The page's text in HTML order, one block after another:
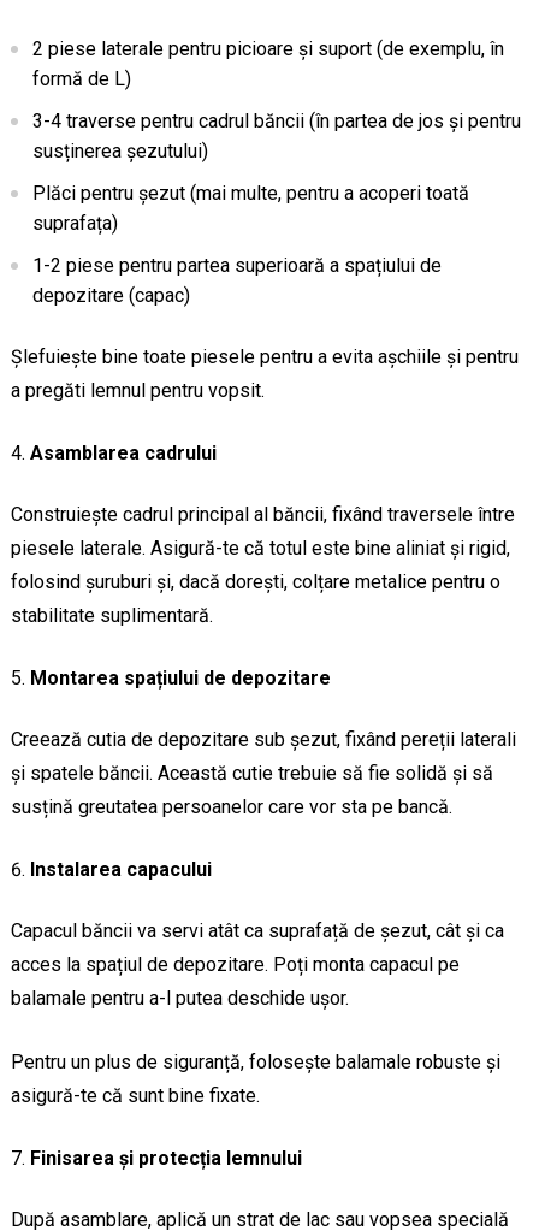
2 piese laterale pentru picioare și suport (de exemplu, în
formă de L)
3-4 traverse pentru cadrul băncii (în partea de jos și pentru
susținerea șezutului)
Plăci pentru șezut (mai multe, pentru a acoperi toată
suprafața)
1-2 piese pentru partea superioară a spațiului de
depozitare (capac)
Șlefuiește bine toate piesele pentru a evita așchiile și pentru
a pregăti lemnul pentru vopsit.
Asamblarea cadrului
Construiește cadrul principal al băncii, fixând traversele între
piesele laterale. Asigură-te că totul este bine aliniat și rigid,
folosind șuruburi și, dacă dorești, colțare metalice pentru o
stabilitate suplimentară.
Montarea spațiului de depozitare
Creează cutia de depozitare sub șezut, fixând pereții laterali
și spatele băncii. Această cutie trebuie să fie solidă și să
susțină greutatea persoanelor care vor sta pe bancă.
Instalarea capacului
Capacul băncii va servi atât ca suprafață de șezut, cât și ca
acces la spațiul de depozitare. Poți monta capacul pe
balamale pentru a-l putea deschide ușor.
Pentru un plus de siguranță, folosește balamale robuste și
asigură-te că sunt bine fixate.
Finisarea și protecția lemnului
După asamblare, aplică un strat de lac sau vopsea specială